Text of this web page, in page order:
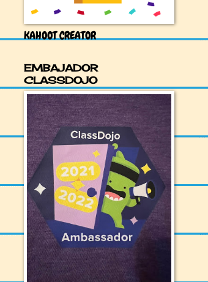
KAHOOT CREATOR
EMBAJADOR
CLASSDOJO